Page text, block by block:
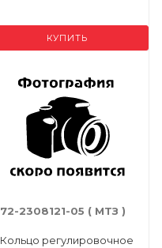
КУПИТЬ
72-2308121-05 ( МТЗ )
Кольцо регулировочное